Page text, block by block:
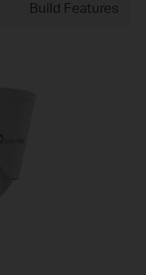
Build Features